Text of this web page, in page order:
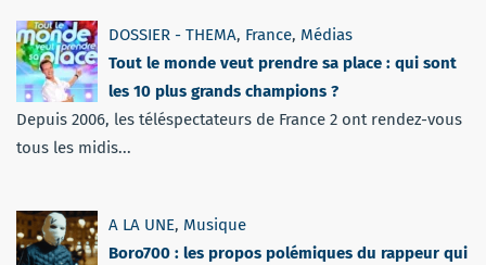
DOSSIER - THEMA, France, Médias
Tout le monde veut prendre sa place : qui sont
les 10 plus grands champions ?
Depuis 2006, les téléspectateurs de France 2 ont rendez-vous
tous les midis...
A LA UNE, Musique
Boro700 : les propos polémiques du rappeur qui